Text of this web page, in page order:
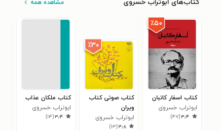
کتاب‌های ابوتراب خسروی مشاهده همه
٪۵۰
کتاب اسفار کاتبان
ابوتراب خسروی
۳٫۴(۴۷)
٪۳۰
کتاب صوتی کتاب
ویران
ابوتراب خسروی
۳٫۸(۱۳)
کتاب ملکان عذاب
ابوتراب خسروی
۳٫۴(۱۴)